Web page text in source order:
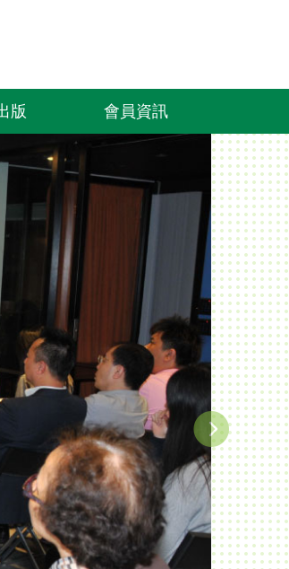
版 會員資訊